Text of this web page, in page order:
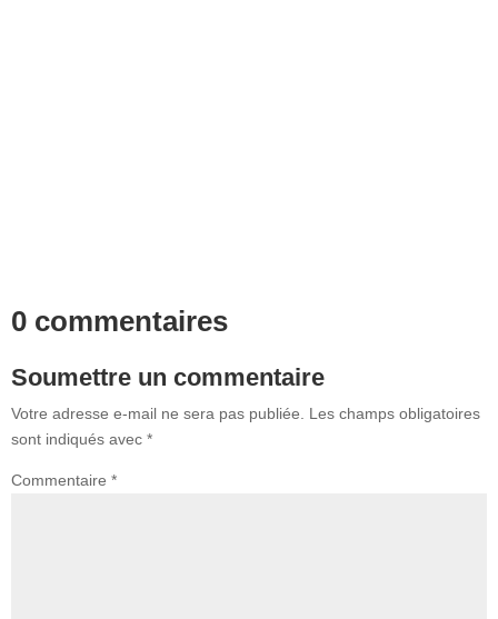
0 commentaires
Soumettre un commentaire
Votre adresse e-mail ne sera pas publiée.
Les champs obligatoires
sont indiqués avec *
Commentaire *